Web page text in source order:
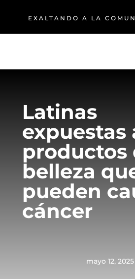
EXALTANDO A LA
Latinas
expuestas
productos
belleza
pueden
cáncer
mayo 12, 2025